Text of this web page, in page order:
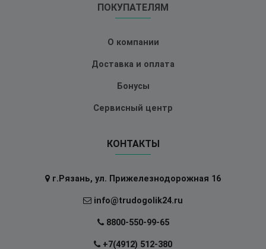
ПОКУПАТЕЛЯМ
О компании
Доставка и оплата
Бонусы
Сервисный центр
КОНТАКТЫ
г.Рязань, ул. Прижелезнодорожная 16
info@trudogolik24.ru
8800-550-99-65
+7(4912) 512-380